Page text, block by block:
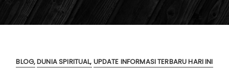
BLOG DUNIA SPIRITUAL UPDATE INFORMASI TERBARU HARI INI